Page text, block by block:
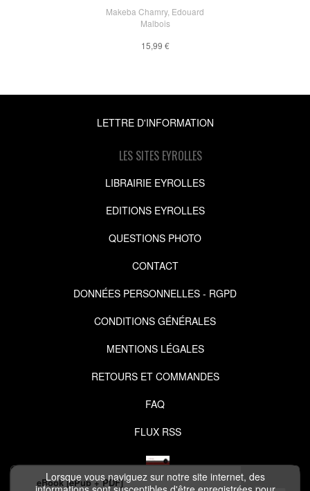
Lorsque vous naviguez sur notre site internet, des
eBook [ePub + PDF]
Makeba Chamry, Edouard
Malbois
15,99 €
LETTRE D'INFORMATION
LES SITES EYROLLES
LIBRAIRIE EYROLLES
EDITIONS EYROLLES
QUESTIONS PHOTO
CONTACT
DONNÉES PERSONNELLES - RGPD
CONDITIONS GÉNÉRALES
MENTIONS LÉGALES
RETOURS ET COMMANDES
FAQ
FLUX RSS